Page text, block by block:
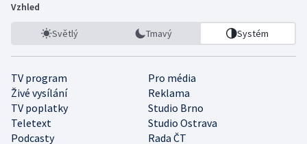
Vzhled
Světlý Tmavý Systém
TV program
Pro média
Živé vysílání
Reklama
TV poplatky
Studio Brno
Teletext
Studio Ostrava
Podcasty
Rada ČT